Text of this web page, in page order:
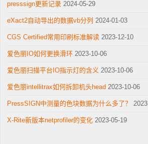
presssign更新记录 2024-05-29
eXact2自动导出的数据vb分列 2024-01-03
CGS Certified常用印刷标准解读 2023-12-10
爱色丽IO如何更换滑环 2023-10-06
爱色丽扫描平台IO指示灯的含义 2023-10-06
爱色丽intellitrax如何拆卸机头head 2023-10-06
PressSIGN中测量的色块数据为什么多了？
X-Rite新版本netprofiler的变化 2023-05-19